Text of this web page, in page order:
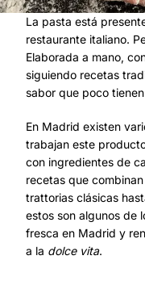
La pasta está
restaurante italiano.
Elaborada a mano,
siguiendo recetas
sabor que poco
En Madrid existen
trabajan este
con ingredientes de
recetas que
trattorias clásicas
estos son algunos de
fresca en Madrid y
a la dolce vita.